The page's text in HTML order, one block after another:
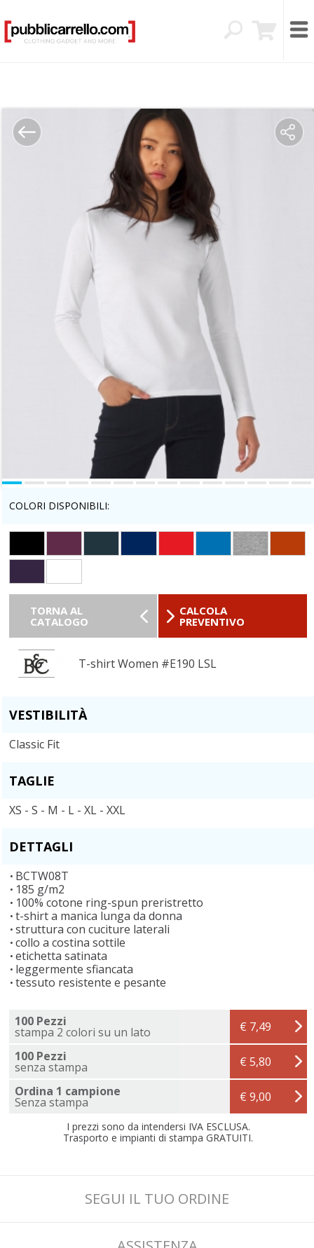
COLORI DISPONIBILI:
TORNA AL
CATALOGO
CALCOLA
PREVENTIVO
T-shirt Women #E190 LSL
VESTIBILITÀ
Classic Fit
TAGLIE
XS - S - M - L - XL - XXL
DETTAGLI
BCTW08T
185 g/m2
100% cotone ring-spun preristretto
t-shirt a manica lunga da donna
struttura con cuciture laterali
collo a costina sottile
etichetta satinata
leggermente sfiancata
tessuto resistente e pesante
100 Pezzi
stampa 2 colori su un lato
€ 7,49
100 Pezzi
senza stampa
€ 5,80
Ordina 1 campione
Senza stampa € 9,00
I prezzi sono da intendersi IVA ESCLUSA.
Trasporto e impianti di stampa GRATUITI.
SEGUI IL TUO ORDINE